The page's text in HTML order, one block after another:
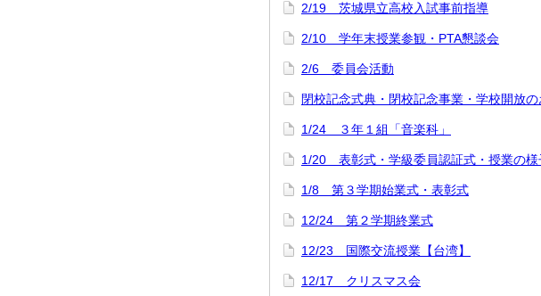
2/19 茨城県立高校入試事前指導
2/10 学年末授業参観・PTA懇談会
2/6 委員会活動
閉校記念式典・閉校記念事業・学校開放
1/24 ３年１組「音楽科」
1/20 表彰式・学級委員認証式・授業の様
1/8 第３学期始業式・表彰式
12/24 第２学期終業式
12/23 国際交流授業【台湾】
12/17 クリスマス会